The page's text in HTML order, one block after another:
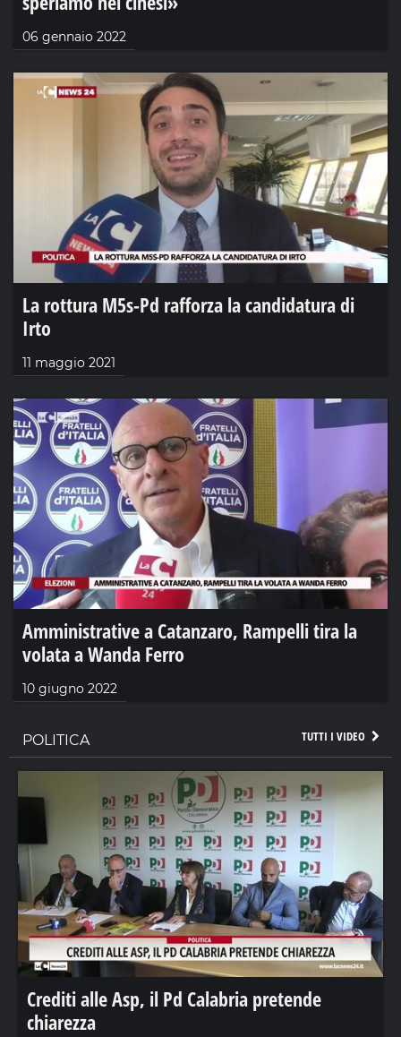
06 gennaio 2022
La rottura M5s-Pd rafforza la candidatura di
Irto
11 maggio 2021
Amministrative a Catanzaro, Rampelli tira la
volata a Wanda Ferro
10 giugno 2022
TUTTI I VIDEO
POLITICA
Crediti alle Asp, il Pd Calabria pretende
chiarezza